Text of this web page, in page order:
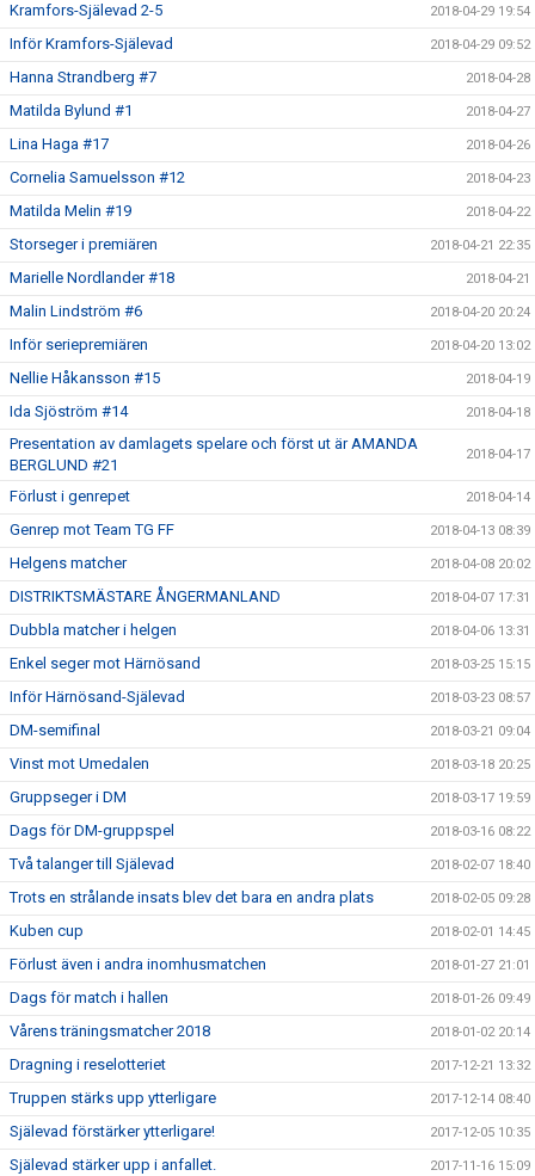
Kramfors-Själevad 2-5 2018-04-29 19:54
Inför Kramfors-Själevad 2018-04-29 09:52
Hanna Strandberg #7 2018-04-28
Matilda Bylund #1 2018-04-27
Lina Haga #17 2018-04-26
Cornelia Samuelsson #12 2018-04-23
Matilda Melin #19 2018-04-22
Storseger i premiären 2018-04-21 22:35
Marielle Nordlander #18 2018-04-21
Malin Lindström #6 2018-04-20 20:24
Inför seriepremiären 2018-04-20 13:02
Nellie Håkansson #15 2018-04-19
Ida Sjöström #14 2018-04-18
Presentation av damlagets spelare och först ut är AMANDA
BERGLUND #21
2018-04-17
Förlust i genrepet 2018-04-14
Genrep mot Team TG FF 2018-04-13 08:39
Helgens matcher 2018-04-08 20:02
DISTRIKTSMÄSTARE ÅNGERMANLAND 2018-04-07 17:31
Dubbla matcher i helgen 2018-04-06 13:31
Enkel seger mot Härnösand 2018-03-25 15:15
Inför Härnösand-Själevad 2018-03-23 08:57
DM-semifinal 2018-03-21 09:04
Vinst mot Umedalen 2018-03-18 20:25
Gruppseger i DM 2018-03-17 19:59
Dags för DM-gruppspel 2018-03-16 08:22
Två talanger till Själevad 2018-02-07 18:40
Trots en strålande insats blev det bara en andra plats 2018-02-05 09:28
Kuben cup 2018-02-01 14:45
Förlust även i andra inomhusmatchen 2018-01-27 21:01
Dags för match i hallen 2018-01-26 09:49
Vårens träningsmatcher 2018 2018-01-02 20:14
Dragning i reselotteriet 2017-12-21 13:32
Truppen stärks upp ytterligare 2017-12-14 08:40
Själevad förstärker ytterligare! 2017-12-05 10:35
Själevad stärker upp i anfallet. 2017-11-16 15:09